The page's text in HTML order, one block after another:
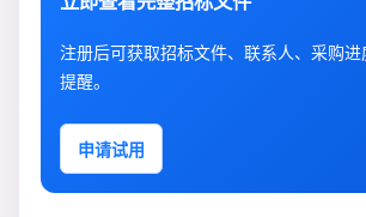
注册后可获取招标文件、联系人、采购
提醒。
申请试用